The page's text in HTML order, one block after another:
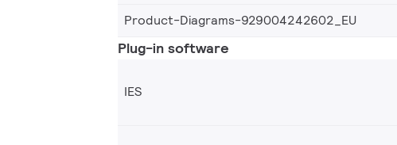
Product-Diagrams-929004242602_EU
Plug-in software
IES